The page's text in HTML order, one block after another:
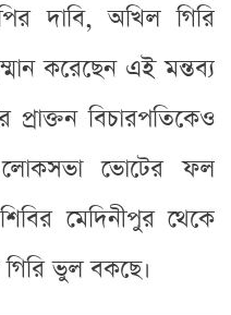
দাবি, অখিল গিরি
করেছেন এই মন্তব্য
প্রাক্তন বিচারপতিকেও
লোকসভা ভোটের ফল
মেদিনীপুর থেকে
ভুল বকছে।